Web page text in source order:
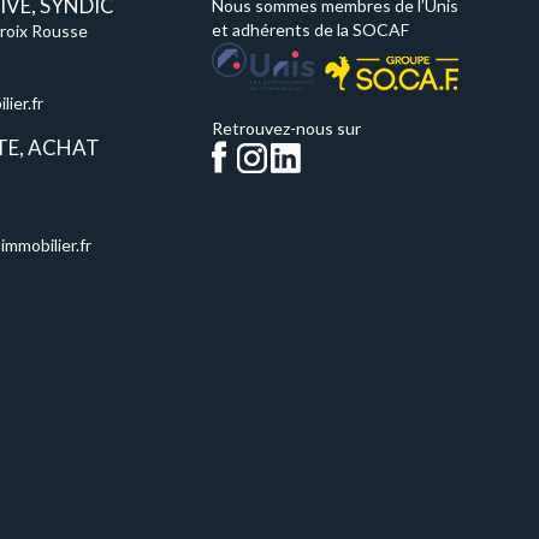
SYNDIC
Rousse
ACHAT
Nous sommes membres de l’Unis
et adhérents de la SOCAF
Retrouvez-nous sur